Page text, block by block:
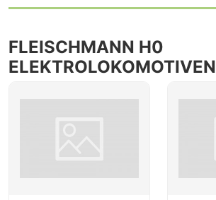
FLEISCHMANN H0
ELEKTROLOKOMOTIVEN